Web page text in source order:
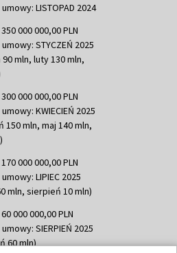
LISTOPAD 2024
000 000,00 PLN
STYCZEŃ 2025
mln, luty 130 mln,
000 000,00 PLN
KWIECIEŃ 2025
150 mln, maj 140 mln,
000 000,00 PLN
LIPIEC 2025
mln, sierpień 10 mln)
000 000,00 PLN
SIERPIEŃ 2025
60 mln)